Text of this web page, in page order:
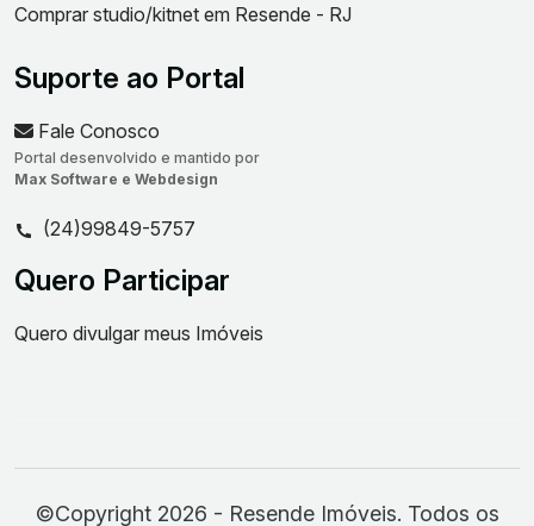
Comprar studio/kitnet em Resende - RJ
Suporte ao Portal
Fale Conosco
Portal desenvolvido e mantido por
Max Software e Webdesign
(24)99849-5757
Quero Participar
Quero divulgar meus Imóveis
©Copyright 2026 - Resende Imóveis. Todos os